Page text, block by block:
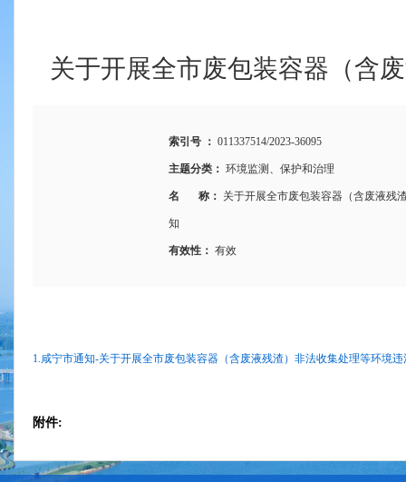
关于开展全市废包装容器（含
索引号 ： 011337514/2023-36095
主题分类： 环境监测、保护和治理
名 称： 关于开展全市废包装容器（含废液残
知
有效性： 有效
1.咸宁市通知-关于开展全市废包装容器（含废液残渣）非法收集处理等环境
附件: